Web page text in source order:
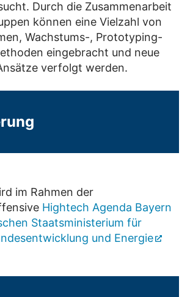
Durch die Zusammenarbeit
können eine Vielzahl von
Wachstums-, Prototyping-
eingebracht und neue
verfolgt werden.
im Rahmen der
Hightech Agenda Bayern
Staatsministerium für
und Energie